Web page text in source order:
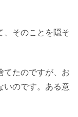
、そのことを隠そ
てたのですが、お
いのです。ある意